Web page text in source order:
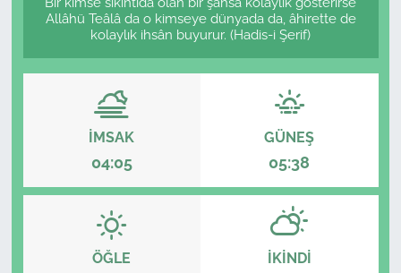
Allâhü Teâlâ da o kimseye dünyada da, âhirette de
kolaylık ihsân buyurur. (Hadis-i Şerif)
İMSAK
04:05
GÜNEŞ
05:38
ÖĞLE İKINDI
Sağlık
Güncel
Kamu Alımları